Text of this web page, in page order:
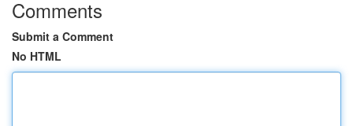
Comments
Submit a Comment
No HTML